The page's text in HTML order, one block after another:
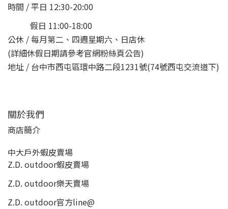
時間 / 平日 12:30-20:00
假日 11:00-18:00
公休 / 每月第二、四週星期六、日店休
(詳細休假日期請參考官網粉絲頁公告)
地址 / 台中市西屯區環中路二段1231號(74號西屯交流道下)
關於我們
商店簡介
中大戶外蝦皮賣場
Z.D. outdoor蝦皮賣場
Z.D. outdoor樂天賣場
Z.D. outdoor官方line@